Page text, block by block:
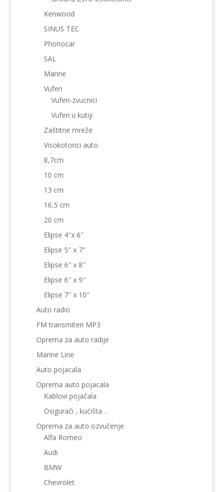
Kenwood
SINUS TEC
Phonocar
SAL
Marine
Vuferi
Vuferi-zvucnici
Vuferi u kutiji
Zaštitne mreže
Visokotonci auto
8,7cm
10 cm
13 cm
16,5 cm
20 cm
Elipse 4″x 6″
Elipse 5″ x 7″
Elipse 6″ x 8″
Elipse 6″ x 9″
Elipse 7″ x 10″
Auto radio
FM transmiteri MP3
Oprema za auto radije
Marine Line
Auto pojacala
Oprema auto pojacala
Kablovi pojačala
Osigurači , kućišta…
Oprema za auto ozvučenje
Alfa Romeo
Audi
BMW
Chevrolet